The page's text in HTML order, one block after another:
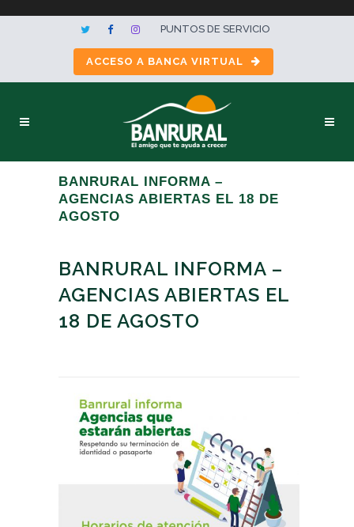
PUNTOS DE SERVICIO
ACCESO A BANCA VIRTUAL
BANRURAL INFORMA –
AGENCIAS ABIERTAS EL 18 DE
AGOSTO
BANRURAL INFORMA –
AGENCIAS ABIERTAS EL
18 DE AGOSTO